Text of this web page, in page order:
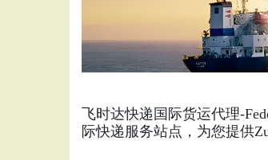
飞时达快递国际货运代理-
际快递服务站点，为您提供